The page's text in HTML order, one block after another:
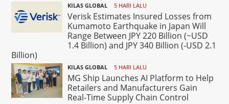
KILAS GLOBAL 5 HARI LALU
Verisk Estimates Insured Losses from
Kumamoto Earthquake in Japan Will
Range Between JPY 220 Billion (~USD
1.4 Billion) and JPY 340 Billion (-USD 2.1
Billion)
KILAS GLOBAL 5 HARI LALU
MG Ship Launches AI Platform to Help
Retailers and Manufacturers Gain
Real-Time Supply Chain Control